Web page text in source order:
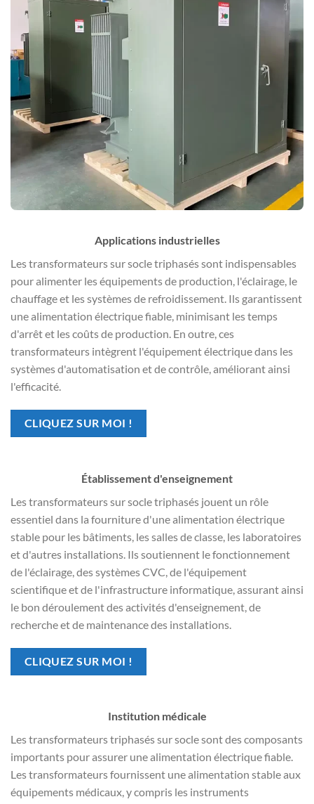
Applications industrielles
Les transformateurs sur socle triphasés sont indispensables
pour alimenter les équipements de production, l'éclairage, le
chauffage et les systèmes de refroidissement. Ils garantissent
une alimentation électrique fiable, minimisant les temps
d'arrêt et les coûts de production. En outre, ces
transformateurs intègrent l'équipement électrique dans les
systèmes d'automatisation et de contrôle, améliorant ainsi
l'efficacité.
CLIQUEZ SUR MOI !
Établissement d'enseignement
Les transformateurs sur socle triphasés jouent un rôle
essentiel dans la fourniture d'une alimentation électrique
stable pour les bâtiments, les salles de classe, les laboratoires
et d'autres installations. Ils soutiennent le fonctionnement
de l'éclairage, des systèmes CVC, de l'équipement
scientifique et de l'infrastructure informatique, assurant ainsi
le bon déroulement des activités d'enseignement, de
recherche et de maintenance des installations.
CLIQUEZ SUR MOI !
Institution médicale
Les transformateurs triphasés sur socle sont des composants
importants pour assurer une alimentation électrique fiable.
Les transformateurs fournissent une alimentation stable aux
équipements médicaux, y compris les instruments